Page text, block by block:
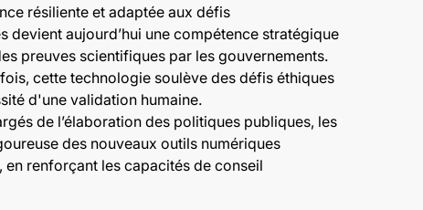
résiliente et adaptée aux défis
aujourd’hui une compétence stratégique
preuves scientifiques par les gouvernements.
cette technologie soulève des défis éthiques
d'une validation humaine.
de l’élaboration des politiques publiques, les
des nouveaux outils numériques
en renforçant les capacités de conseil